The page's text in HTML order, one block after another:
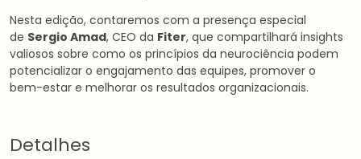
Nesta edição, contaremos com a presença especial
de Sergio Amad, CEO da Fiter, que compartilhará insights
valiosos sobre como os princípios da neurociência podem
potencializar o engajamento das equipes, promover o
bem-estar e melhorar os resultados organizacionais.
Detalhes